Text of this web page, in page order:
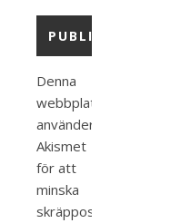
Denna
webbplats
använder
Akismet
för att
minska
skräppost.